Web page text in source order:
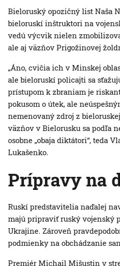
Bieloruský opozičný list Naša
bieloruskí inštruktori na
vedú výcvik nielen
ale aj väzňov Prigožinovej
„Áno, cvičia ich v Minskej
ale bieloruskí policajti sa
prístupom k zbraniam je
pokusom o útek, ale
nemenovaný zdroj z
väzňov v Bielorusku sa podľa
osobne „obaja diktátori“, teda
Lukašenko.
Prípravy na
Ruskí predstavitelia naďalej
majú pripraviť ruský vojenský
Ukrajine. Zároveň
podmienky na obchádzanie
Premiér Michail Mišustin v